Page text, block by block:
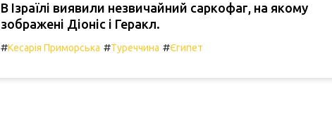
В Ізраїлі виявили незвичайний саркофаг, на якому
зображені Діоніс і Геракл.
#Кесарія Приморська #Туреччина #Єгипет